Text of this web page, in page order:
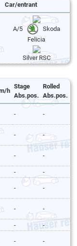
Car/entrant
A/5
Skoda
Felicia
Silver RSC
h
Stage
Abs.pos.
Rolled
Abs.pos.
- -
- -
- -
- -
- -
- -
- -
- -